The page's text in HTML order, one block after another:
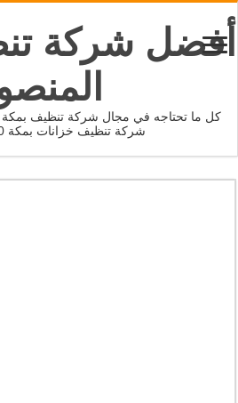
أفضل شركة
كل ما تحتاجه في مجال شركة تنظيف
شركة تنظيف خزانات بمكة 0535677800